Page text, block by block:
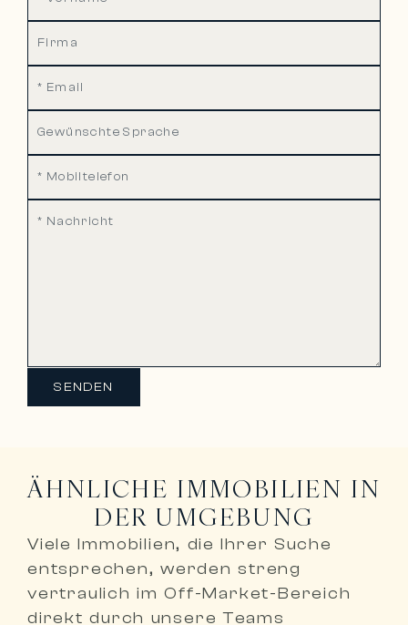
SENDEN
ÄHNLICHE IMMOBILIEN IN
DER UMGEBUNG
Viele Immobilien, die Ihrer Suche
entsprechen, werdenstreng
vertraulich im Off-Market-Bereich
direkt durch unsere Teams